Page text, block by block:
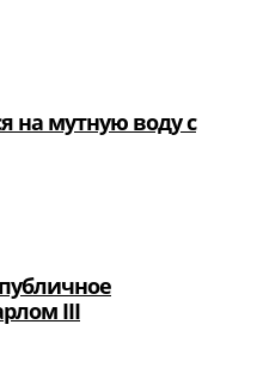
мутную воду с
III